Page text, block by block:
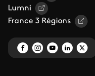
Lumni
France 3 Régions